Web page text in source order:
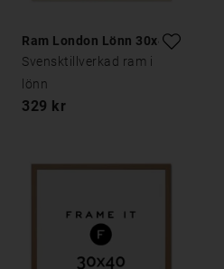
Ram London Lönn 30x40
Svensktillverkad ram i
lönn
329 kr